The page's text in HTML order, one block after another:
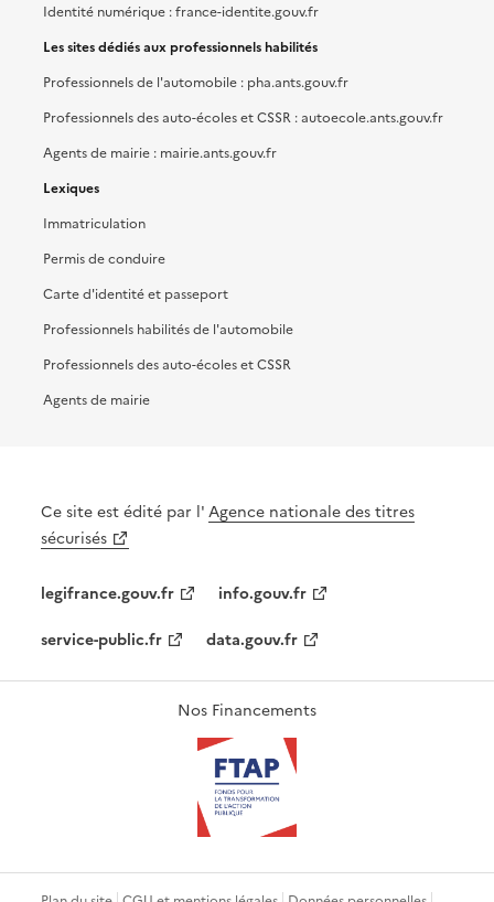
Identité numérique : france-identite.gouv.fr
Les sites dédiés aux professionnels habilités
Professionnels de l'automobile : pha.ants.gouv.fr
Professionnels des auto-écoles et CSSR : autoecole.ants.gouv.fr
Agents de mairie : mairie.ants.gouv.fr
Lexiques
Immatriculation
Permis de conduire
Carte d'identité et passeport
Professionnels habilités de l'automobile
Professionnels des auto-écoles et CSSR
Agents de mairie
Ce site est édité par l'Agence nationale des titres
sécurisés
legifrance.gouv.fr
info.gouv.fr
service-public.fr
data.gouv.fr
Nos Financements